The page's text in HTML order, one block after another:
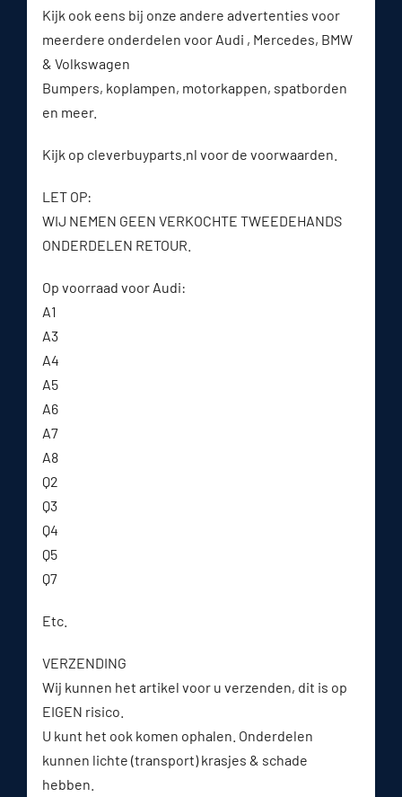
Kijk ook eens bij onze andere advertenties voor
meerdere onderdelen voor Audi , Mercedes, BMW
& Volkswagen
Bumpers, koplampen, motorkappen, spatborden
en meer.
Kijk op cleverbuyparts.nl voor de voorwaarden.
LET OP:
WIJ NEMEN GEEN VERKOCHTE TWEEDEHANDS
ONDERDELEN RETOUR.
Op voorraad voor Audi:
A1
A3
A4
A5
A6
A7
A8
Q2
Q3
Q4
Q5
Q7
Etc.
VERZENDING
Wij kunnen het artikel voor u verzenden, dit is op
EIGEN risico.
U kunt het ook komen ophalen. Onderdelen
kunnen lichte (transport) krasjes & schade
hebben.